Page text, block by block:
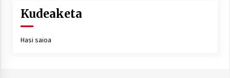
Kudeaketa
Hasi saioa